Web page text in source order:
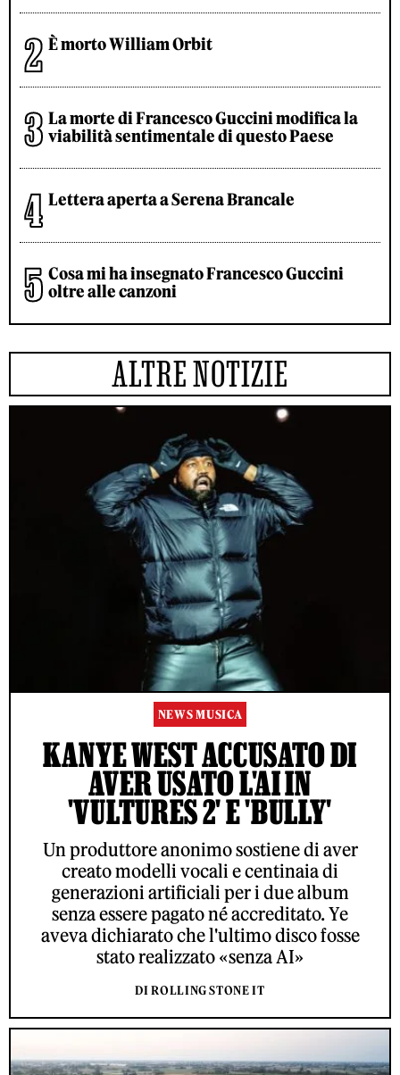
È morto William Orbit
La morte di Francesco Guccini modifica la
viabilità sentimentale di questo Paese
Lettera aperta a Serena Brancale
Cosa mi ha insegnato Francesco Guccini
oltre alle canzoni
ALTRE NOTIZIE
NEWS MUSICA
KANYE WEST ACCUSATO DI
AVER USATO L'AI IN
'VULTURES 2' E 'BULLY'
Un produttore anonimo sostiene di aver
creato modelli vocali e centinaia di
generazioni artificiali per i due album
senza essere pagato né accreditato. Ye
aveva dichiarato che l'ultimo disco fosse
stato realizzato «senza AI»
DI ROLLING STONE IT